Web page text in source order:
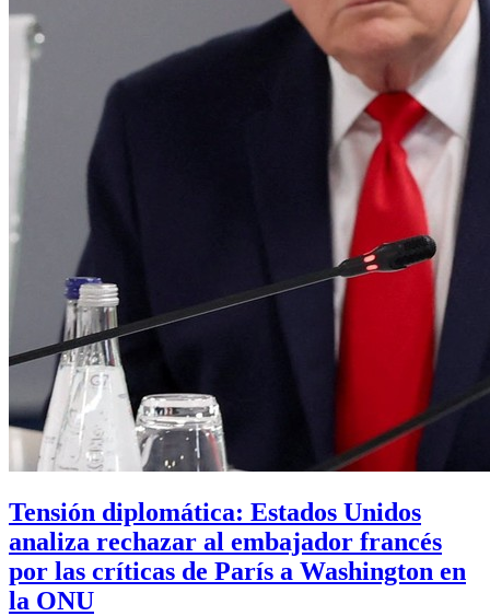
Tensión diplomática: Estados Unidos
analiza rechazar al embajador francés
por las críticas de París a Washington en
la ONU